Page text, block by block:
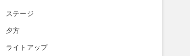
ステージ
夕方
ライトアップ